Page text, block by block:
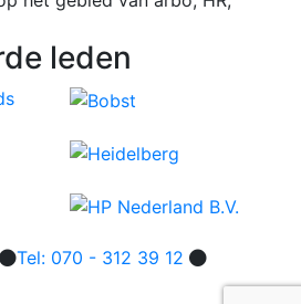
leden
Tel: 070 - 312 39 12